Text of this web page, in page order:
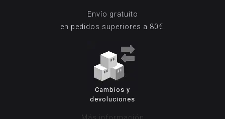
Envío gratuito
en pedidos superiores a 80€.
Cambios y
devoluciones